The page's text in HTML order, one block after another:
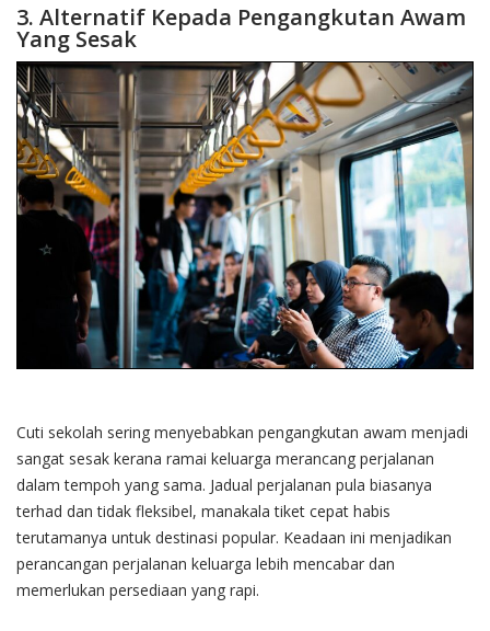
3. Alternatif Kepada Pengangkutan Awam
Yang Sesak
Cuti sekolah sering menyebabkan pengangkutan awam menjadi
sangat sesak kerana ramai keluarga merancang perjalanan
dalam tempoh yang sama. Jadual perjalanan pula biasanya
terhad dan tidak fleksibel, manakala tiket cepat habis
terutamanya untuk destinasi popular. Keadaan ini menjadikan
perancangan perjalanan keluarga lebih mencabar dan
memerlukan persediaan yang rapi.